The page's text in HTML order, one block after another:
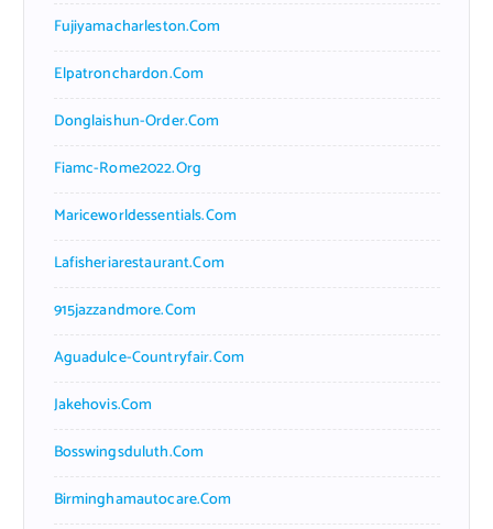
Fujiyamacharleston.com
Elpatronchardon.com
Donglaishun-Order.com
Fiamc-Rome2022.org
Mariceworldessentials.com
Lafisheriarestaurant.com
915jazzandmore.com
Aguadulce-Countryfair.com
Jakehovis.com
Bosswingsduluth.com
Birminghamautocare.com